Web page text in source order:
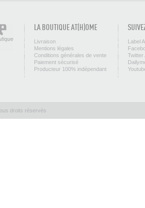
LA BOUTIQUE AT(H)OME
Livraison
Mentions légales
Conditions générales de vente
Paiement sécurisé
Producteur 100% indépendant
Label
Twitter
droits réservés